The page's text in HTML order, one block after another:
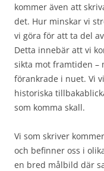
kommer även att
det. Hur minskar vi
vi göra för att ta del
Detta innebär att vi
sikta mot framtiden –
förankrade i nuet. Vi
historiska
som komma skall.
Vi som skriver
och befinner oss i
en bred målbild där